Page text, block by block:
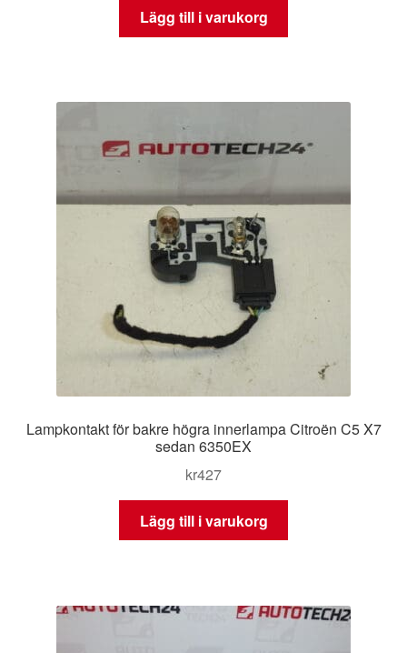
Lägg till i varukorg
Lampkontakt för bakre högra innerlampa Citroën C5 X7
sedan 6350EX
kr427
Lägg till i varukorg